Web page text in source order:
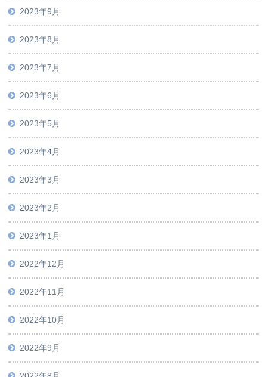
2023年9月
2023年8月
2023年7月
2023年6月
2023年5月
2023年4月
2023年3月
2023年2月
2023年1月
2022年12月
2022年11月
2022年10月
2022年9月